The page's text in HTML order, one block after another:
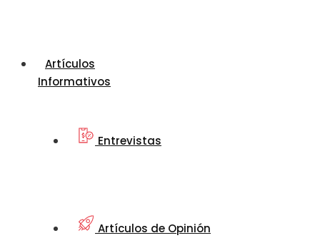
Artículos
Informativos
Entrevistas
Artículos de Opinión